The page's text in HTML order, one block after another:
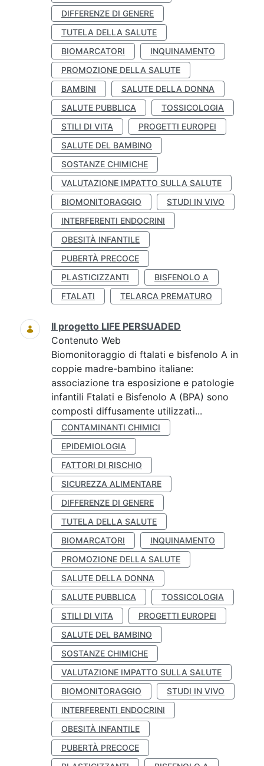
DIFFERENZE DI GENERE
TUTELA DELLA SALUTE
BIOMARCATORI
INQUINAMENTO
PROMOZIONE DELLA SALUTE
BAMBINI
SALUTE DELLA DONNA
SALUTE PUBBLICA
TOSSICOLOGIA
STILI DI VITA
PROGETTI EUROPEI
SALUTE DEL BAMBINO
SOSTANZE CHIMICHE
VALUTAZIONE IMPATTO SULLA SALUTE
BIOMONITORAGGIO
STUDI IN VIVO
INTERFERENTI ENDOCRINI
OBESITÀ INFANTILE
PUBERTÀ PRECOCE
PLASTICIZZANTI
BISFENOLO A
FTALATI
TELARCA PREMATURO
Il progetto LIFE PERSUADED
Contenuto Web
Biomonitoraggio di ftalati e bisfenolo A in
coppie madre-bambino italiane:
associazione tra esposizione e patologie
infantili Ftalati e Bisfenolo A (BPA) sono
composti diffusamente utilizzati...
CONTAMINANTI CHIMICI
EPIDEMIOLOGIA
FATTORI DI RISCHIO
SICUREZZA ALIMENTARE
DIFFERENZE DI GENERE
TUTELA DELLA SALUTE
BIOMARCATORI
INQUINAMENTO
PROMOZIONE DELLA SALUTE
SALUTE DELLA DONNA
SALUTE PUBBLICA
TOSSICOLOGIA
STILI DI VITA
PROGETTI EUROPEI
SALUTE DEL BAMBINO
SOSTANZE CHIMICHE
VALUTAZIONE IMPATTO SULLA SALUTE
BIOMONITORAGGIO
STUDI IN VIVO
INTERFERENTI ENDOCRINI
OBESITÀ INFANTILE
PUBERTÀ PRECOCE